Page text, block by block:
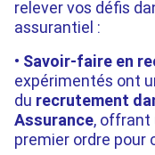
relever vos défis
assurantiel :
Savoir-faire en
expérimentés ont
du recrutement
Assurance, offrant
premier ordre pour